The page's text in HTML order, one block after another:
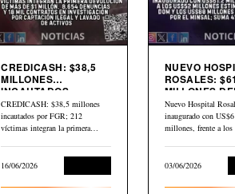
CREDICASH: $38,5
MILLONES
INCAUTADOS.
INICIAN DEVOLUCIÓN
CREDICASH: $38,5 millones
incautados por FGR; 212
víctimas integran la primera
16/06/2026
NUEVO
ROSALES:
MILLONES
$80 MILLONES
BID
Nuevo Hospital
inaugurado con
millones, frente a los
03/06/2026